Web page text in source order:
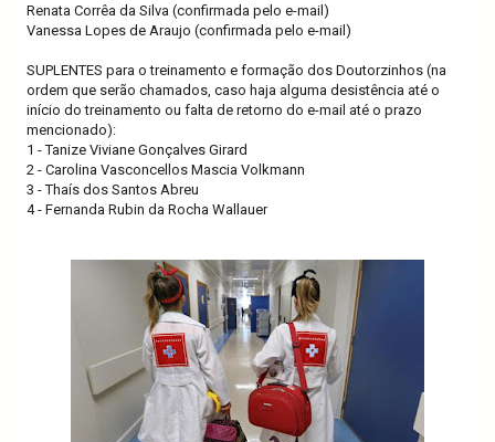
Renata Corrêa da Silva (confirmada pelo e-mail)
Vanessa Lopes de Araujo (confirmada pelo e-mail)
SUPLENTES para o treinamento e formação dos Doutorzinhos (na
ordem que serão chamados, caso haja alguma desistência até o
início do treinamento ou falta de retorno do e-mail até o prazo
mencionado):
1 - Tanize Viviane Gonçalves Girard
2 - Carolina Vasconcellos Mascia Volkmann
3 - Thaís dos Santos Abreu
4 - Fernanda Rubin da Rocha Wallauer